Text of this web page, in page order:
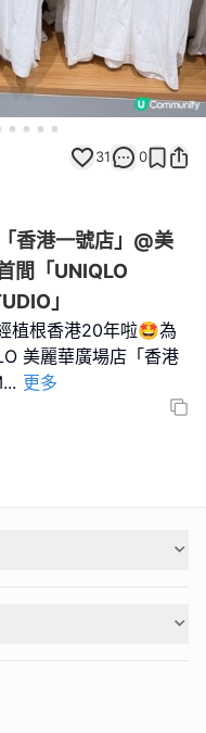
31 0
香港一號店」@美
間「UNIQLO
」
植根香港20年啦🤩為
美麗華廣場店「香港
... 更多